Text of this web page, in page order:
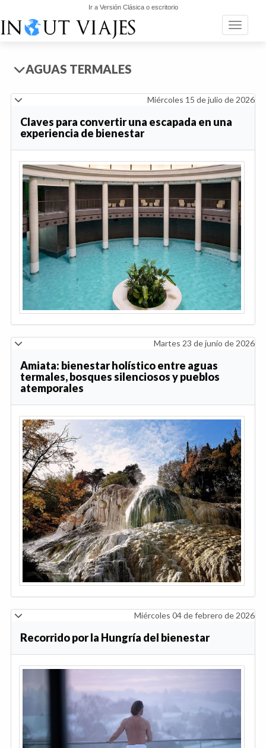
Ir a Versión Clásica o escritorio
Toggle
AGUAS TERMALES
Miércoles 15 de julio de 2026
Claves para convertir una escapada en una
experiencia de bienestar
Martes 23 de junio de 2026
Amiata: bienestar holístico entre aguas
termales, bosques silenciosos y pueblos
atemporales
Miércoles 04 de febrero de 2026
Recorrido por la Hungría del bienestar